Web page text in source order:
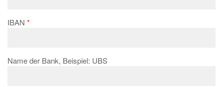
IBAN
Name der Bank, Beispiel: UBS